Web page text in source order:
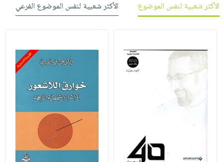
الأكثر شعبية لنفس الموضوع الأكثر شعبية لنفس الموضوع الفرعي